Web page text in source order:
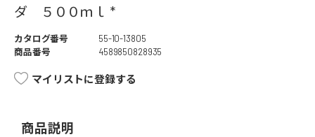
ダ ５００ｍｌ *
カタログ番号
55-10-13805
商品番号
4589850828935
マイリストに登録する
商品説明